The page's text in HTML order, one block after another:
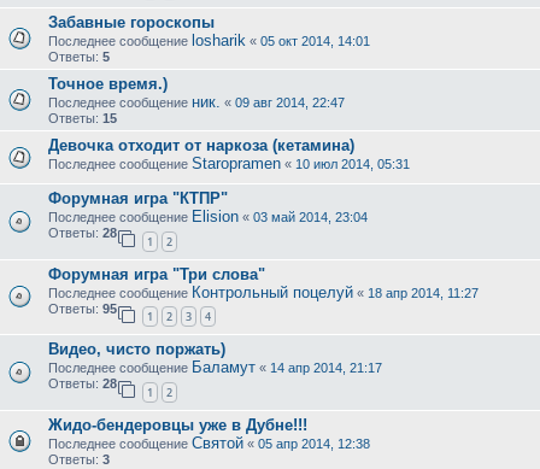
Забавные гороскопы
Последнее сообщение losharik « 05 окт 2014, 14:01
Ответы: 5
Точное время.)
Последнее сообщение ник. « 09 авг 2014, 22:47
Ответы: 15
Девочка отходит от наркоза (кетамина)
Последнее сообщение Staropramen « 10 июл 2014, 05:31
Форумная игра "КТПР"
Последнее сообщение Elision « 03 май 2014, 23:04
Ответы: 28
1 2
Форумная игра "Три слова"
Последнее сообщение Контрольный поцелуй « 18 апр 2014, 11:27
Ответы: 95
1 2 3 4
Видео, чисто поржать)
Последнее сообщение Баламут « 14 апр 2014, 21:17
Ответы: 28
1 2
Жидо-бендеровцы уже в Дубне!!!
Последнее сообщение Святой « 05 апр 2014, 12:38
Ответы: 3